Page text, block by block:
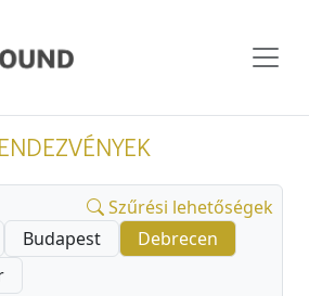
Szűrési lehetőségek
Budapest
Debrecen